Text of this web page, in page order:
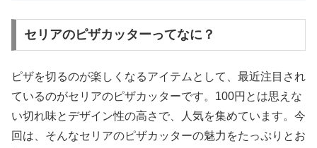
セリアのピザカッターってなに？
ピザを切るのが楽しくなるアイテムとして、最近注目され
ているのがセリアのピザカッターです。100円とは思えな
い切れ味とデザイン性の高さで、人気を集めています。今
回は、そんなセリアのピザカッターの魅力をたっぷりとお